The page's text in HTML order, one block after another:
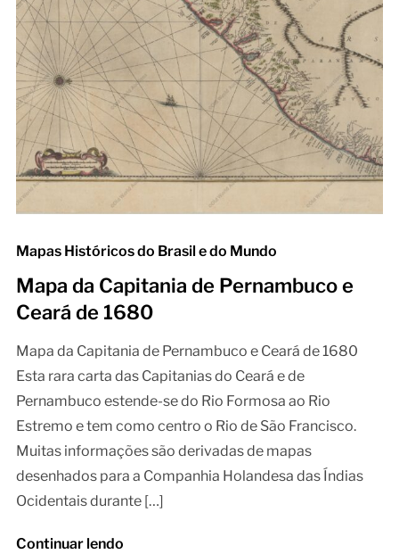
Mapas Históricos do Brasil e do Mundo
Mapa da Capitania de Pernambuco e
Ceará de 1680
Mapa da Capitania de Pernambuco e Ceará de 1680
Esta rara carta das Capitanias do Ceará e de
Pernambuco estende-se do Rio Formosa ao Rio
Estremo e tem como centro o Rio de São Francisco.
Muitas informações são derivadas de mapas
desenhados para a Companhia Holandesa das Índias
Ocidentais durante […]
Continuar lendo